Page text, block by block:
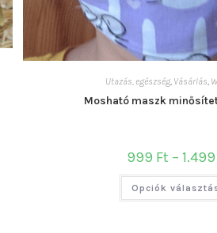
Utazás, egészség, Vásárlás
Mosható maszk
999 Ft – 1.499
Opciók